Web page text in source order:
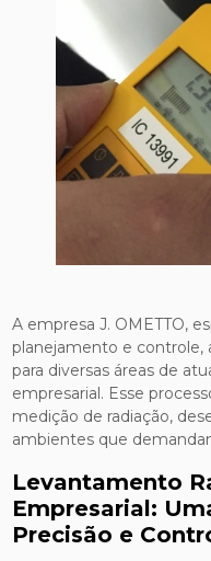
A empresa J. OMETTO,
planejamento e controle,
para diversas áreas de
empresarial. Esse
medição de radiação,
ambientes que
Levantamento
Empresarial:
Precisão e